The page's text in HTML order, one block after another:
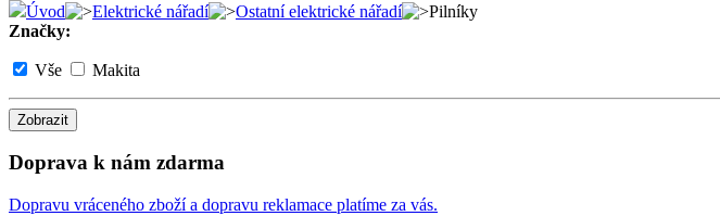
Úvod Elektrické nářadí Ostatní elektrické nářadí
Pilníky
Značky:
Vše Makita
Zobrazit
Doprava k nám zdarma
Dopravu vráceného zboží a dopravu reklamace platíme za vás.